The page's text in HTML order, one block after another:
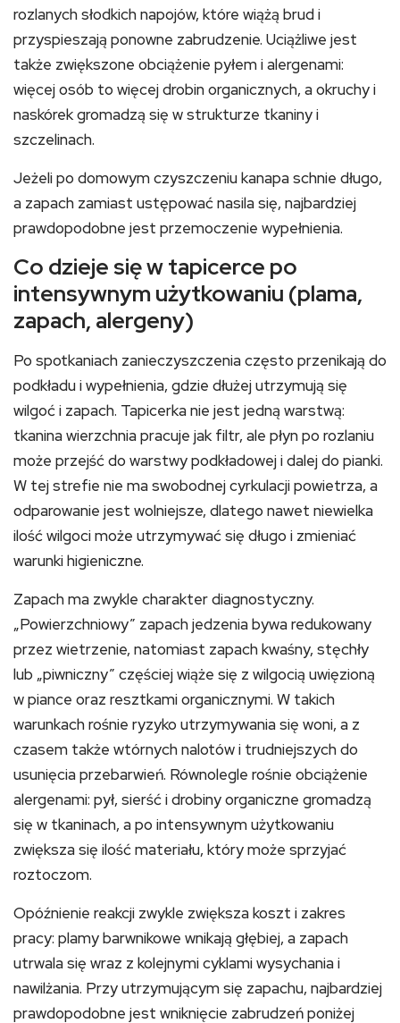
rozlanych słodkich napojów, które wiążą brud i
przyspieszają ponowne zabrudzenie. Uciążliwe jest
także zwiększone obciążenie pyłem i alergenami:
więcej osób to więcej drobin organicznych, a okruchy i
naskórek gromadzą się w strukturze tkaniny i
szczelinach.
Jeżeli po domowym czyszczeniu kanapa schnie długo,
a zapach zamiast ustępować nasila się, najbardziej
prawdopodobne jest przemoczenie wypełnienia.
Co dzieje się w tapicerce po
intensywnym użytkowaniu (plama,
zapach, alergeny)
Po spotkaniach zanieczyszczenia często przenikają do
podkładu i wypełnienia, gdzie dłużej utrzymują się
wilgoć i zapach. Tapicerka nie jest jedną warstwą:
tkanina wierzchnia pracuje jak filtr, ale płyn po rozlaniu
może przejść do warstwy podkładowej i dalej do pianki.
W tej strefie nie ma swobodnej cyrkulacji powietrza, a
odparowanie jest wolniejsze, dlatego nawet niewielka
ilość wilgoci może utrzymywać się długo i zmieniać
warunki higieniczne.
Zapach ma zwykle charakter diagnostyczny.
„Powierzchniowy” zapach jedzenia bywa redukowany
przez wietrzenie, natomiast zapach kwaśny, stęchły
lub „piwniczny” częściej wiąże się z wilgocią uwięzioną
w piance oraz resztkami organicznymi. W takich
warunkach rośnie ryzyko utrzymywania się woni, a z
czasem także wtórnych nalotów i trudniejszych do
usunięcia przebarwień. Równolegle rośnie obciążenie
alergenami: pył, sierść i drobiny organiczne gromadzą
się w tkaninach, a po intensywnym użytkowaniu
zwiększa się ilość materiału, który może sprzyjać
roztoczom.
Opóźnienie reakcji zwykle zwiększa koszt i zakres
pracy: plamy barwnikowe wnikają głębiej, a zapach
utrwala się wraz z kolejnymi cyklami wysychania i
nawilżania. Przy utrzymującym się zapachu, najbardziej
prawdopodobne jest wniknięcie zabrudzeń poniżej